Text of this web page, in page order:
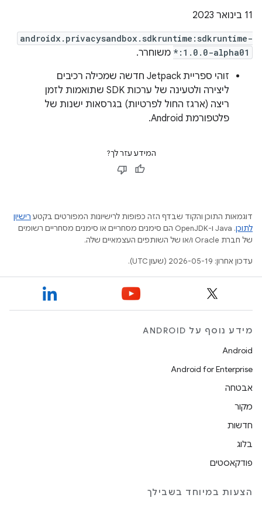
‫11 בינואר 2023
androidx.privacysandbox.sdkruntime:sdkruntime-
*:1.0.0-alpha01 משוחרר.
זוהי ספריית Jetpack חדשה שמכילה רכיבים
ליצירה ולטעינה של ערכות SDK שתואמות לזמן
ריצה (ארגז החול לפרטיות) בגרסאות ישנות של
פלטפורמת Android.
המידע עזר לך?
דוגמאות התוכן והקוד שבדף הזה כפופות לרישיונות המפורטים בקטע רישיון
לתוכן
.‏ Java ו-OpenJDK הם סימנים מסחריים או סימנים מסחריים רשומים
של חברת Oracle ו/או של השותפים העצמאיים שלה.
עדכון אחרון: 2026-05-19 (שעון UTC).
מידע נוסף על ANDROID
Android
Android for Enterprise
אבטחה
מקור
חדשות
בלוג
פודקאסטים
הצעות במיוחד בשבילך